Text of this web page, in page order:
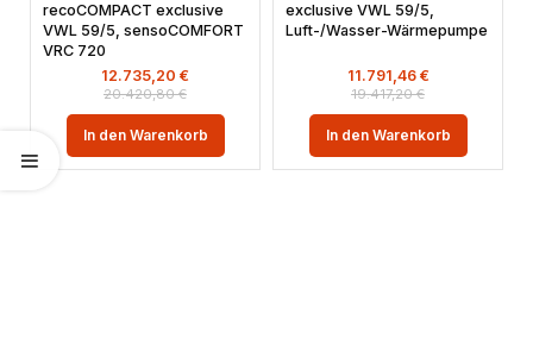
recoCOMPACT exclusive
VWL 59/5, sensoCOMFORT
VRC 720
20.420,80€
12.735,20 €
In den Warenkorb
exclusive VWL 59/5,
Luft-/Wasser-Wärmepumpe
19.417,20€
11.791,46 €
In den Warenkorb